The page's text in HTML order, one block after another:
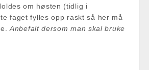
om høsten (tidlig i
faget fylles opp raskt så her må
Anbefalt dersom man skal bruke